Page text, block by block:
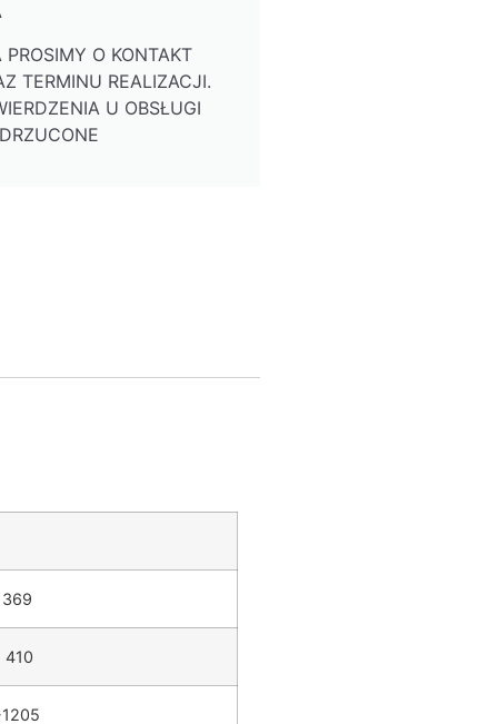
O KONTAKT
TERMINU REALIZACJI.
U OBSŁUGI
410